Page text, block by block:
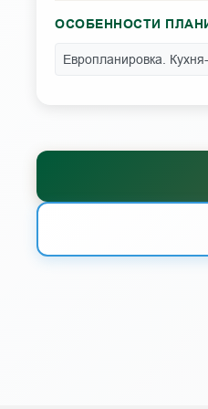
ОСОБЕННОСТИ
Европланировка.